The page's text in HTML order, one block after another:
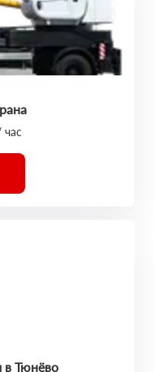
час
Тюнёво